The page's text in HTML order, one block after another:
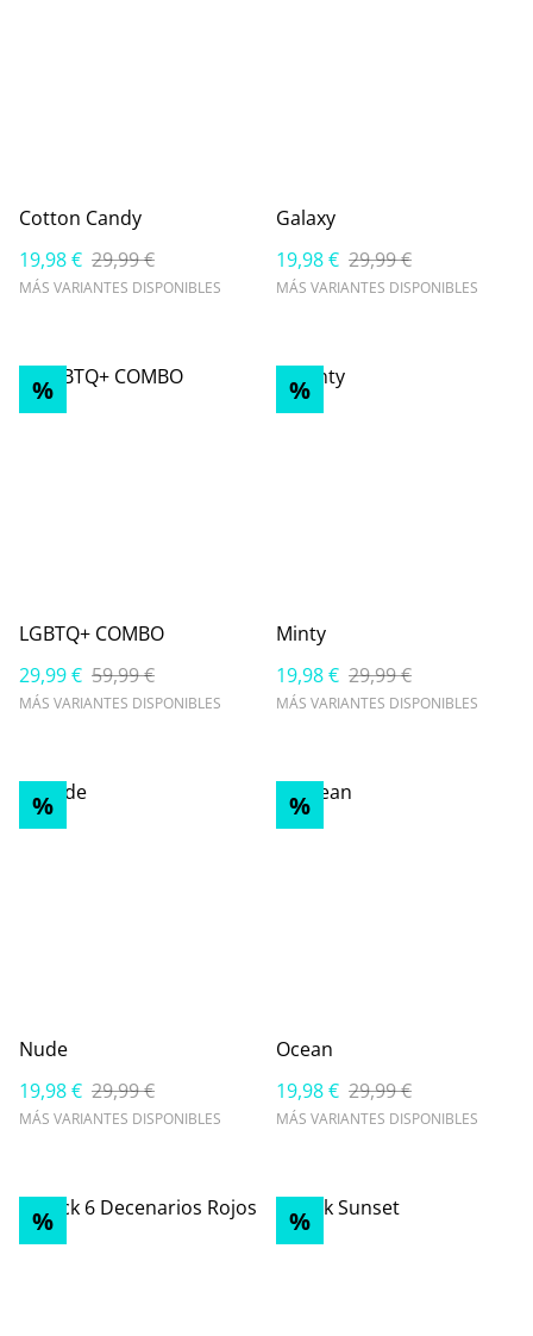
Cotton Candy
19,98 € 29,99 €
MÁS VARIANTES DISPONIBLES
Galaxy
19,98 € 29,99 €
MÁS VARIANTES DISPONIBLES
%
LGBTQ+ COMBO
29,99 € 59,99 €
MÁS VARIANTES DISPONIBLES
%
Minty
19,98 € 29,99 €
MÁS VARIANTES DISPONIBLES
%
Nude
19,98 € 29,99 €
MÁS VARIANTES DISPONIBLES
%
Ocean
19,98 € 29,99 €
MÁS VARIANTES DISPONIBLES
% %